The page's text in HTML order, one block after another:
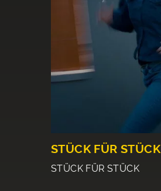
STÜCK FÜR STÜCK
STÜCK FÜR STÜCK